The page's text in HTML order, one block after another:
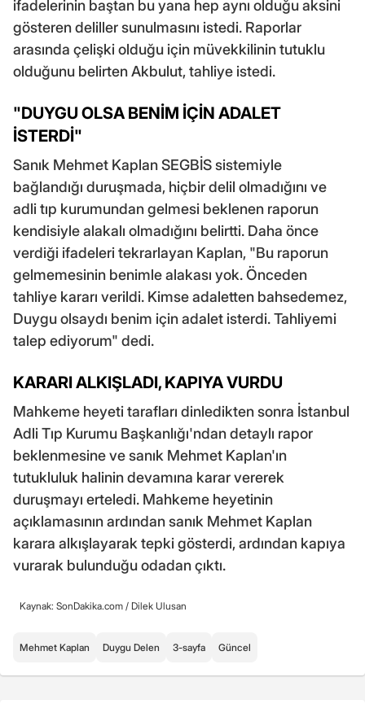
ifadelerinin baştan bu yana hep aynı olduğu aksini
gösteren deliller sunulmasını istedi. Raporlar
arasında çelişki olduğu için müvekkilinin tutuklu
olduğunu belirten Akbulut, tahliye istedi.
"DUYGU OLSA BENİM İÇİN ADALET
İSTERDİ"
Sanık Mehmet Kaplan SEGBİS sistemiyle
bağlandığı duruşmada, hiçbir delil olmadığını ve
adli tıp kurumundan gelmesi beklenen raporun
kendisiyle alakalı olmadığını belirtti. Daha önce
verdiği ifadeleri tekrarlayan Kaplan, "Bu raporun
gelmemesinin benimle alakası yok. Önceden
tahliye kararı verildi. Kimse adaletten bahsedemez,
Duygu olsaydı benim için adalet isterdi. Tahliyemi
talep ediyorum" dedi.
KARARI ALKIŞLADI, KAPIYA VURDU
Mahkeme heyeti tarafları dinledikten sonra İstanbul
Adli Tıp Kurumu Başkanlığı'ndan detaylı rapor
beklenmesine ve sanık Mehmet Kaplan'ın
tutukluluk halinin devamına karar vererek
duruşmayı erteledi. Mahkeme heyetinin
açıklamasının ardından sanık Mehmet Kaplan
karara alkışlayarak tepki gösterdi, ardından kapıya
vurarak bulunduğu odadan çıktı.
Kaynak: SonDakika.com / Dilek Ulusan
Mehmet Kaplan Duygu Delen 3-sayfa Güncel